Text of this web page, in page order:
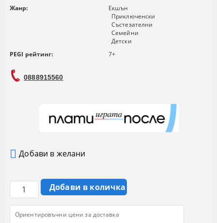
Жанр:
Екшън
Приключенски
Състезателни
Семейни
Детски
PEGI рейтинг:
7+
0888915560
Добави в желани
Ориентировъчни цени за доставка